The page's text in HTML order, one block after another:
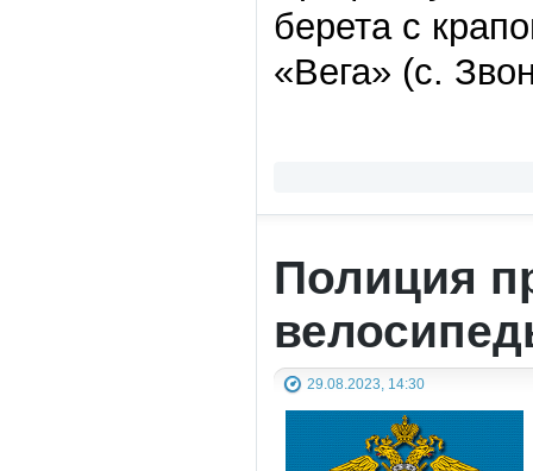
берета с
«Вега» (с.
Полиция
29.08.2023, 14:30